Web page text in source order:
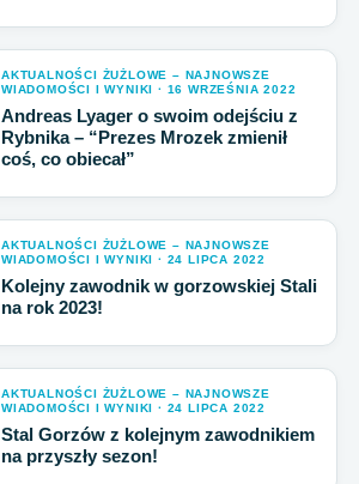
AKTUALNOŚCI ŻUŻLOWE – NAJNOWSZE
WIADOMOŚCI I WYNIKI · 16 WRZEŚNIA 2022
Andreas Lyager o swoim odejściu z
Rybnika – “Prezes Mrozek zmienił
coś, co obiecał”
AKTUALNOŚCI ŻUŻLOWE – NAJNOWSZE
WIADOMOŚCI I WYNIKI · 24 LIPCA 2022
Kolejny zawodnik w gorzowskiej Stali
na rok 2023!
AKTUALNOŚCI ŻUŻLOWE – NAJNOWSZE
WIADOMOŚCI I WYNIKI · 24 LIPCA 2022
Stal Gorzów z kolejnym zawodnikiem
na przyszły sezon!